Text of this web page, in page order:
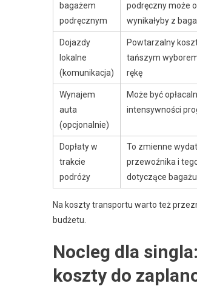
bagażem
podręcznym
podręczny może
wynikałyby z
Dojazdy
lokalne
(komunikacja)
Powtarzalny
tańszym
rękę
Wynajem
auta
(opcjonalnie)
Może być
intensywności
Dopłaty w
trakcie
podróży
To zmienne
przewoźnika i
dotyczące bagażu
Na koszty transportu warto też
budżetu.
Nocleg dla
koszty do